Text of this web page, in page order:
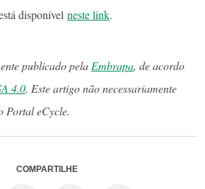
disponível neste link.
publicado pela Embrapa, de acordo
4.0. Este artigo não necessariamente
Portal eCycle.
COMPARTILHE